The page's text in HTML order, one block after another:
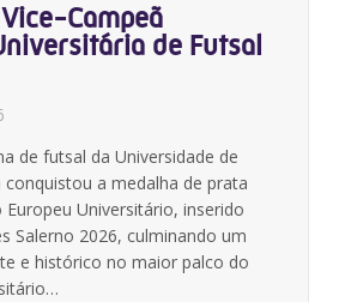
Campeã
de Futsal
de futsal da Universidade de
conquistou a medalha de prata
Universitário, inserido
Salerno 2026, culminando um
e histórico no maior palco do